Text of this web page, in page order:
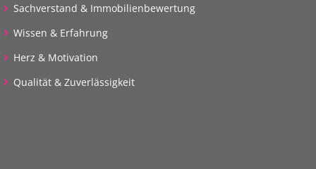
Sachverstand & Immobilienbewertung
Wissen & Erfahrung
Herz & Motivation
Qualität & Zuverlässigkeit